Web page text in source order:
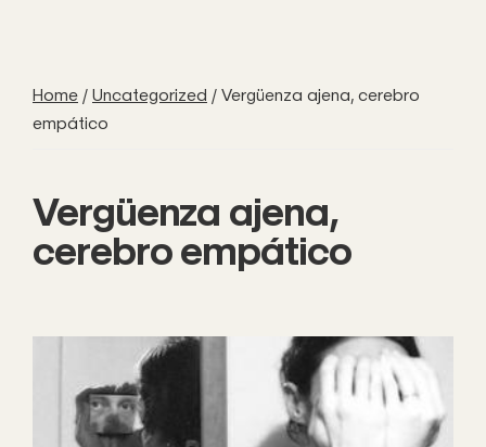
Home / Uncategorized / Vergüenza ajena, cerebro
empático
Vergüenza ajena,
cerebro empático